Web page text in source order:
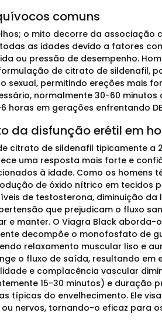
comuns
o mito decorre da associação
as idades devido a fatores
ou pressão de desempenho.
de citrato de sildenafil,
permitindo ereções mais
normalmente 30-60 minutos
horas em gerações enfrentando
da disfunção erétil em
citrato de sildenafil tipicamente a
uma resposta mais forte e
à idade. Como os homens
de óxido nítrico em tecidos
de testosterona, diminuição da
que prejudicam o fluxo
e manter. O Viagra Black aborda-
decompõe o monofosfato de
relaxamento muscular liso e
o fluxo de saída, resultando em
e complacência vascular
15-30 minutos) e duração
típicas do envelhecimento. Ele
nervos, tornando-o eficaz para